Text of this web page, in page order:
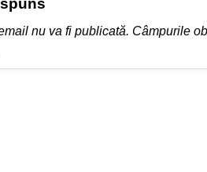
nu va fi publicată. Câmpurile